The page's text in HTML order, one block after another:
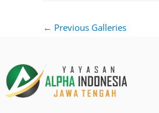
← Previous Galleries